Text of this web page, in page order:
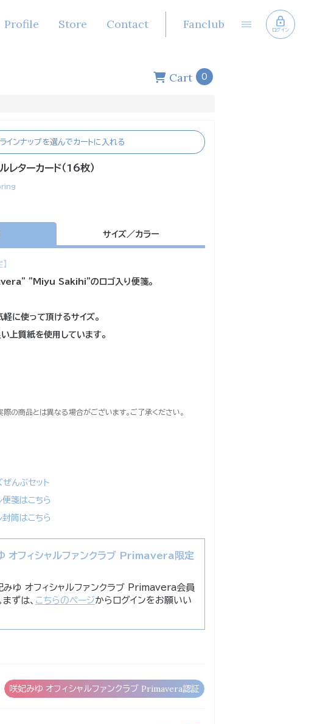
Profile Store Contact Fanclub ログイン
Cart 0
ラインナップを選んでカートに入れる
ターカード（16枚）
サイズ／カラー
"Miyu Sakihi"のロゴ入り便箋。
に使って頂けるサイズ。
上質紙を使用しています。
の商品とは異なる場合がございます。ご了承ください。
んぶセット
箋はこちら
筒はこちら
オフィシャルファンクラブ Primavera限定
みゆ オフィシャルファンクラブ Primavera会員
ずは、 こちらのページからログインをお願いい
咲妃みゆ オフィシャルファンクラブ Primavera認証